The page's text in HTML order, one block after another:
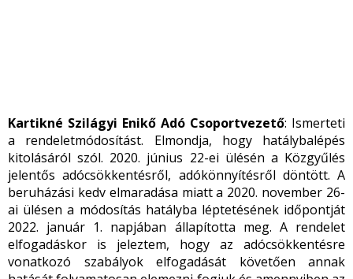
Kartikné Szilágyi Enikő Adó Csoportvezető: Ismerteti
a rendeletmódosítást. Elmondja, hogy hatálybalépés
kitolásáról szól. 2020. június 22-ei ülésén a Közgyűlés
jelentős adócsökkentésről, adókönnyítésről döntött. A
beruházási kedv elmaradása miatt a 2020. november 26-
ai ülésen a módosítás hatályba léptetésének időpontját
2022. január 1. napjában állapította meg. A rendelet
elfogadáskor is jeleztem, hogy az adócsökkentésre
vonatkozó szabályok elfogadását követően annak